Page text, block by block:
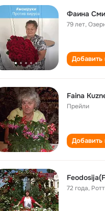
Фаина
79 лет,
Добавить
Faina
Прейли
Добавить
72 года,